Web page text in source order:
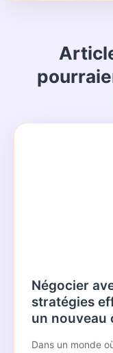
Négocier
stratégies
un nouveau
Dans un monde